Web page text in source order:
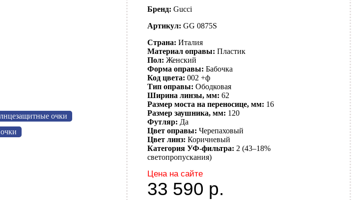
Бренд:Gucci
Артикул: GG 0875S
Страна: Италия
Материал оправы: Пластик
Пол: Женский
Форма оправы: Бабочка
Код цвета: 002 +ф
Тип оправы: Ободковая
Ширина линзы, мм: 62
Размер моста на переносице, мм: 16
Размер заушника, мм: 120
Футляр: Да
Цвет оправы: Черепаховый
Цвет линз: Коричневый
Категория УФ-фильтра: 2 (43–18%
светопропускания)
Цена на сайте
33 590 р.
очки